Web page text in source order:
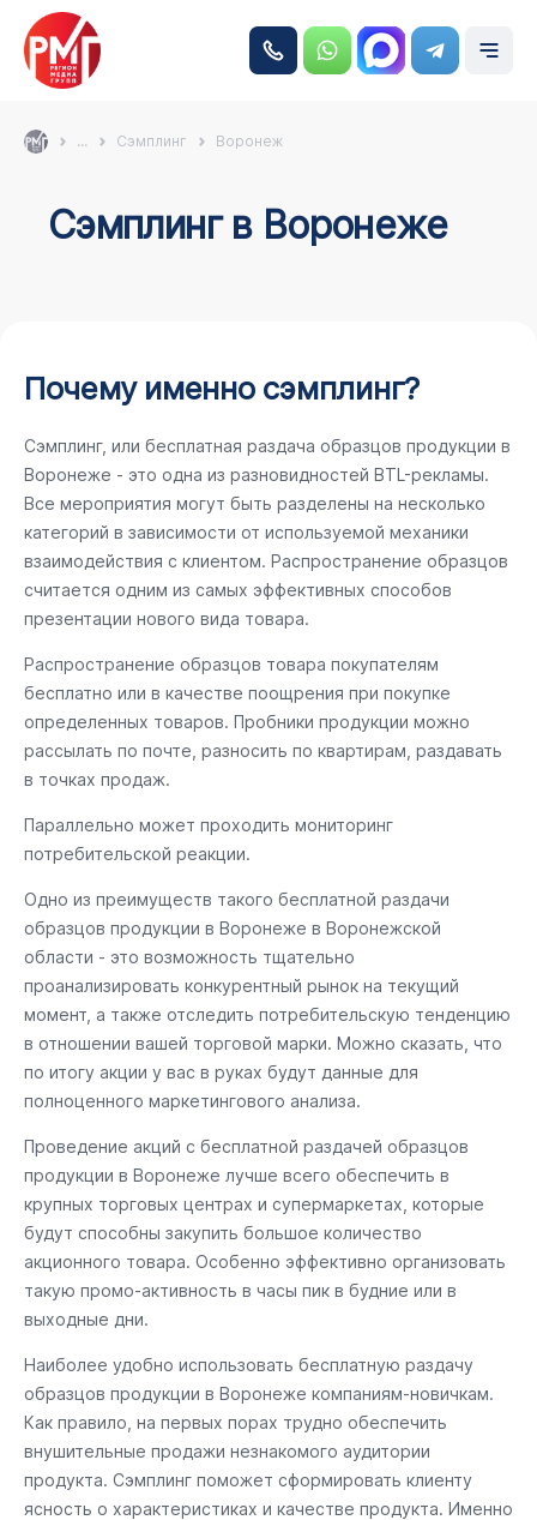
... Сэмплинг Воронеж
Сэмплинг в Воронеже
Почему именно сэмплинг?
Сэмплинг, или бесплатная раздача образцов продукции в
Воронеже - это одна из разновидностей BTL-рекламы.
Все мероприятия могут быть разделены на несколько
категорий в зависимости от используемой механики
взаимодействия с клиентом. Распространение образцов
считается одним из самых эффективных способов
презентации нового вида товара.
Распространение образцов товара покупателям
бесплатно или в качестве поощрения при покупке
определенных товаров. Пробники продукции можно
рассылать по почте, разносить по квартирам, раздавать
в точках продаж.
Параллельно может проходить мониторинг
потребительской реакции.
Одно из преимуществ такого бесплатной раздачи
образцов продукции в Воронеже в Воронежской
области - это возможность тщательно
проанализировать конкурентный рынок на текущий
момент, а также отследить потребительскую тенденцию
в отношении вашей торговой марки. Можно сказать, что
по итогу акции у вас в руках будут данные для
полноценного маркетингового анализа.
Проведение акций с бесплатной раздачей образцов
продукции в Воронеже лучше всего обеспечить в
крупных торговых центрах и супермаркетах, которые
будут способны закупить большое количество
акционного товара. Особенно эффективно организовать
такую промо-активность в часы пик в будние или в
выходные дни.
Наиболее удобно использовать бесплатную раздачу
образцов продукции в Воронеже компаниям-новичкам.
Как правило, на первых порах трудно обеспечить
внушительные продажи незнакомого аудитории
продукта. Сэмплинг поможет сформировать клиенту
ясность о характеристиках и качестве продукта. Именно